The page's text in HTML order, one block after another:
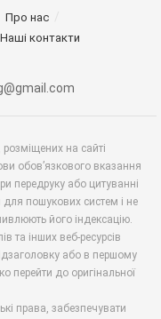
Про нас
Наші контакти
на сайті
обов’язкового вказання
передруку або цитуванні
пошукових систем і не
його індексацію.
та інших веб-ресурсів
або в першому
перейти до оригінальної
права, забезпечувати